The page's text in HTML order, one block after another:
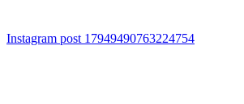
Instagram post 17949490763224754